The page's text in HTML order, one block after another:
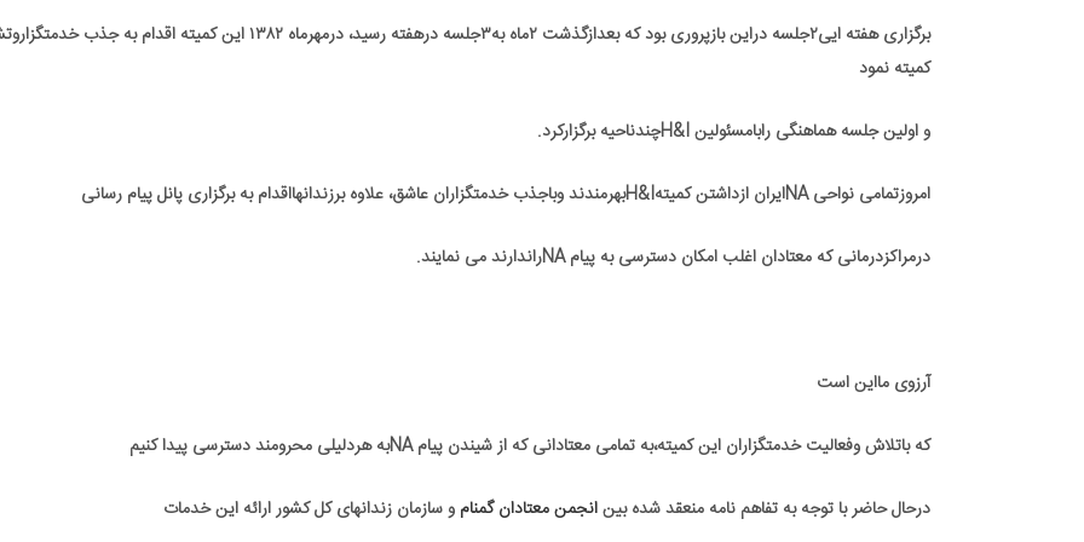
برگزاری هفته ایی۲جلسه دراین بازپروری بود که بعدازگذشت ۲ماه به۳جلسه درهفته رسید، درمهرماه ۱۳۸۲ این کمیته اقدام به
کمیته نمود
و اولین جلسه هماهنگی رابامسئولین H&Iچندناحیه برگزارکرد.
امروزتمامی نواحی NAایران ازداشتن کمیتهH&Iبهرمندند وباجذب خدمتگزاران عاشق، علاوه برزندانهااقدام به برگزاری پانل پیام رسانی
درمراکزدرمانی که معتادان اغلب امکان دسترسی به پیام NAراندارند می نمایند.
آرزوی مااین است
که باتلاش وفعالیت خدمتگزاران این کمیته،به تمامی معتادانی که از شیندن پیام NAبه هردلیلی محرومند دسترسی پیدا کنیم
درحال حاضر با توجه به تفاهم نامه منعقد شده بینانجمن معتادان گمنام و سازمان زندانهای کل کشور ارائه این خدمات